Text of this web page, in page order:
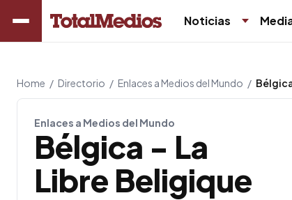
Noticias
Home / Directorio / Enlaces a Medios del Mundo /
Enlaces a Medios del Mundo
Bélgica - La
Libre Beligique